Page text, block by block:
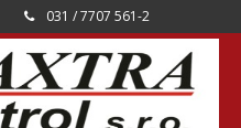
031 / 7707 561-2